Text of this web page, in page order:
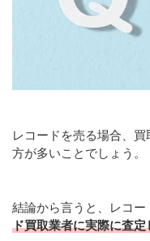
レコードを売る場合、
方が多いことでしょう。
結論から言うと、レコー
ド買取業者に実際に査